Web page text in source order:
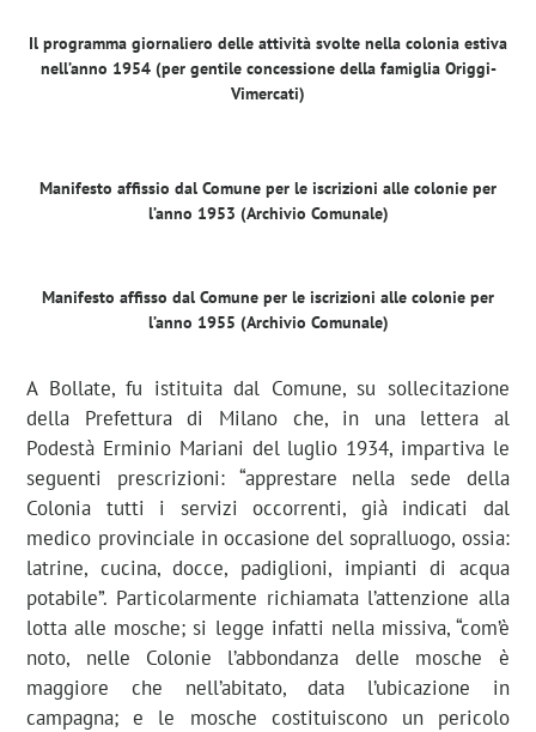
Il programma giornaliero delle attività svolte nella colonia estiva
nell’anno 1954 (per gentile concessione della famiglia Origgi-
Vimercati)
Manifesto affissio dal Comune per le iscrizioni alle colonie per
l’anno 1953 (Archivio Comunale)
Manifesto affisso dal Comune per le iscrizioni alle colonie per
l’anno 1955 (Archivio Comunale)
A Bollate, fu istituita dal Comune, su sollecitazione
della Prefettura di Milano che, in una lettera al
Podestà Erminio Mariani del luglio 1934, impartiva le
seguenti prescrizioni: “apprestare nella sede della
Colonia tutti i servizi occorrenti, già indicati dal
medico provinciale in occasione del sopralluogo, ossia:
latrine, cucina, docce, padiglioni, impianti di acqua
potabile”. Particolarmente richiamata l’attenzione alla
lotta alle mosche; si legge infatti nella missiva, “com’è
noto, nelle Colonie l’abbondanza delle mosche è
maggiore che nell’abitato, data l’ubicazione in
campagna; e le mosche costituiscono un pericolo